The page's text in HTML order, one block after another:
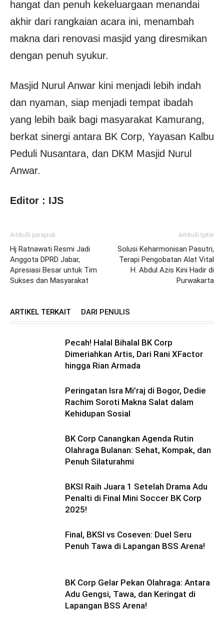
hangat dan penuh kekeluargaan menandai
akhir dari rangkaian acara ini, menambah
makna dari renovasi masjid yang diresmikan
dengan penuh syukur.
Masjid Nurul Anwar kini menjadi lebih indah
dan nyaman, siap menjadi tempat ibadah
yang lebih baik bagi masyarakat Kamurang,
berkat sinergi antara BK Corp, Yayasan Kalbu
Peduli Nusantara, dan DKM Masjid Nurul
Anwar.
Editor : IJS
Artikulli paraprak
Hj Ratnawati Resmi Jadi
Anggota DPRD Jabar,
Apresiasi Besar untuk Tim
Sukses dan Masyarakat
Artikulli tjetër
Solusi Keharmonisan Pasutri,
Terapi Pengobatan Alat Vital
H. Abdul Azis Kini Hadir di
Purwakarta
ARTIKEL TERKAIT DARI PENULIS
Pecah! Halal Bihalal BK Corp
Dimeriahkan Artis, Dari Rani XFactor
hingga Rian Armada
Peringatan Isra Mi’raj di Bogor, Dedie
Rachim Soroti Makna Salat dalam
Kehidupan Sosial
BK Corp Canangkan Agenda Rutin
Olahraga Bulanan: Sehat, Kompak, dan
Penuh Silaturahmi
BKSI Raih Juara 1 Setelah Drama Adu
Penalti di Final Mini Soccer BK Corp
2025!
Final, BKSI vs Coseven: Duel Seru
Penuh Tawa di Lapangan BSS Arena!
BK Corp Gelar Pekan Olahraga: Antara
Adu Gengsi, Tawa, dan Keringat di
Lapangan BSS Arena!